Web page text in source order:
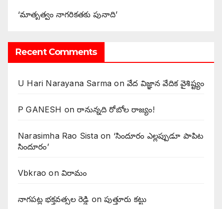
‘మాతృత్వం నాగరికతకు పునాది’
Recent Comments
U Hari Narayana Sarma onవేద విజ్ఞాన వేదిక వైశిష్ట్యం
P GANESH on‌రానున్నది రోబోల రాజ్యం!
Narasimha Rao Sistaon ‘సిందూరం ఎల్లప్పుడూ పాపిట
సిందూరం’
Vbkrao onవిరామం
నాగపట్ల భక్తవత్సల రెడ్డి onపుత్తూరు కట్టు